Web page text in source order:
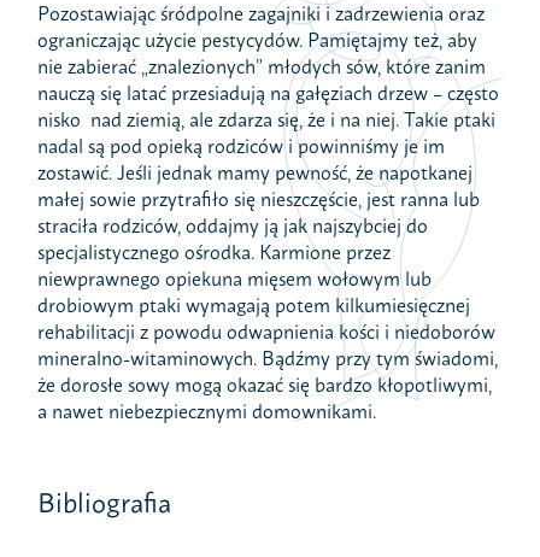
Pozostawiając śródpolne zagajniki i zadrzewienia oraz
ograniczając użycie pestycydów. Pamiętajmy też, aby
nie zabierać „znalezionych” młodych sów, które zanim
nauczą się latać przesiadują na gałęziach drzew – często
nisko nad ziemią, ale zdarza się, że i na niej. Takie ptaki
nadal są pod opieką rodziców i powinniśmy je im
zostawić. Jeśli jednak mamy pewność, że napotkanej
małej sowie przytrafiło się nieszczęście, jest ranna lub
straciła rodziców, oddajmy ją jak najszybciej do
specjalistycznego ośrodka. Karmione przez
niewprawnego opiekuna mięsem wołowym lub
drobiowym ptaki wymagają potem kilkumiesięcznej
rehabilitacji z powodu odwapnienia kości i niedoborów
mineralno-witaminowych. Bądźmy przy tym świadomi,
że dorosłe sowy mogą okazać się bardzo kłopotliwymi,
a nawet niebezpiecznymi domownikami.
Bibliografia